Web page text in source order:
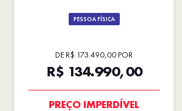
PESSOA FÍSICA
DE R$ 173.490,00 POR
R$ 134.990,00
OPORTUNIDADE